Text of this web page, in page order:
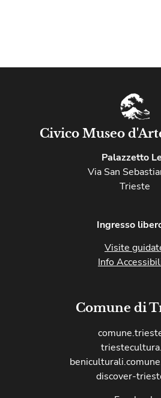
Civico Museo
Palazzetto
Via San
Trieste
Ingresso
Visite
Info
Comune di
discover-